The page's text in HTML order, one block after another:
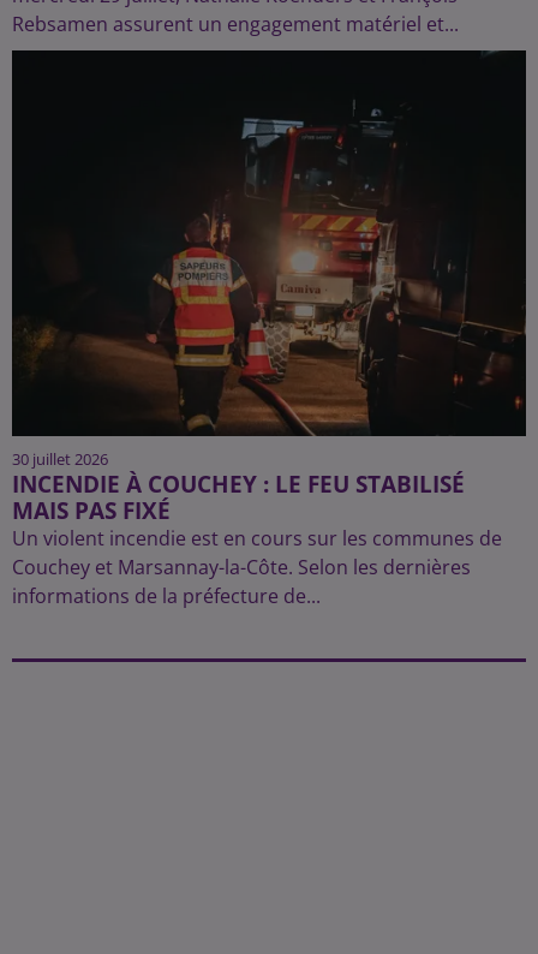
Rebsamen assurent un engagement matériel et...
30 juillet 2026
INCENDIE À COUCHEY : LE FEU STABILISÉ
MAIS PAS FIXÉ
Un violent incendie est en cours sur les communes de
Couchey et Marsannay-la-Côte. Selon les dernières
informations de la préfecture de...